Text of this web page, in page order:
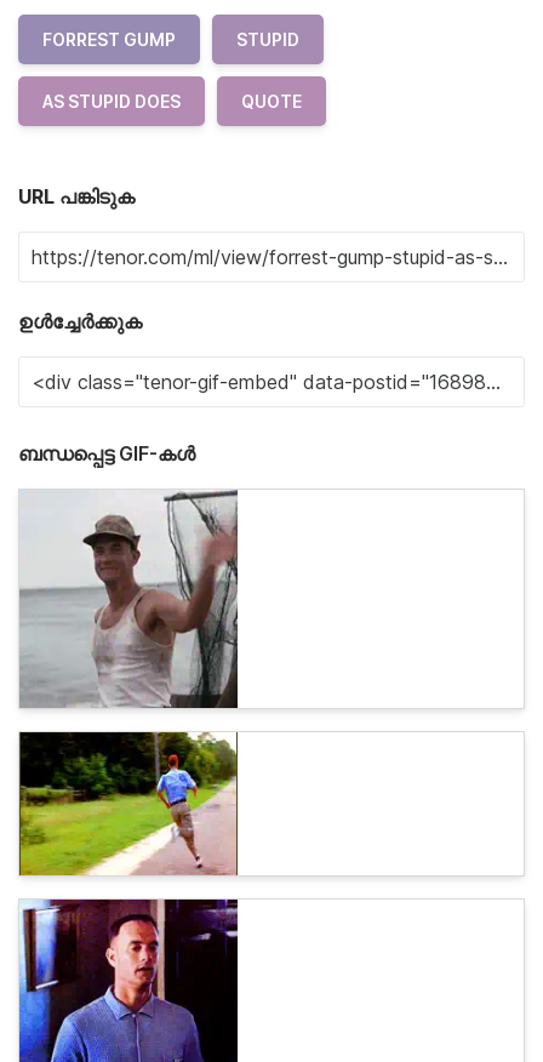
FORREST GUMP STUPID
AS STUPID DOES QUOTE
URL പങ്കിടുക
ഉൾച്ചേർക്കുക
ബന്ധപ്പെട്ട GIF-കൾ